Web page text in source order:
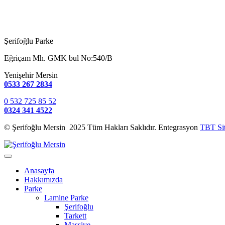
Şerifoğlu Parke
Eğriçam Mh. GMK bul No:540/B
Yenişehir Mersin
0533 267 2834
0 532 725 85 52
0324 341 4522
© Şerifoğlu Mersin 2025 Tüm Hakları Saklıdır. Entegrasyon TBT
Anasayfa
Hakkımızda
Parke
Lamine Parke
Şerifoğlu
Tarkett